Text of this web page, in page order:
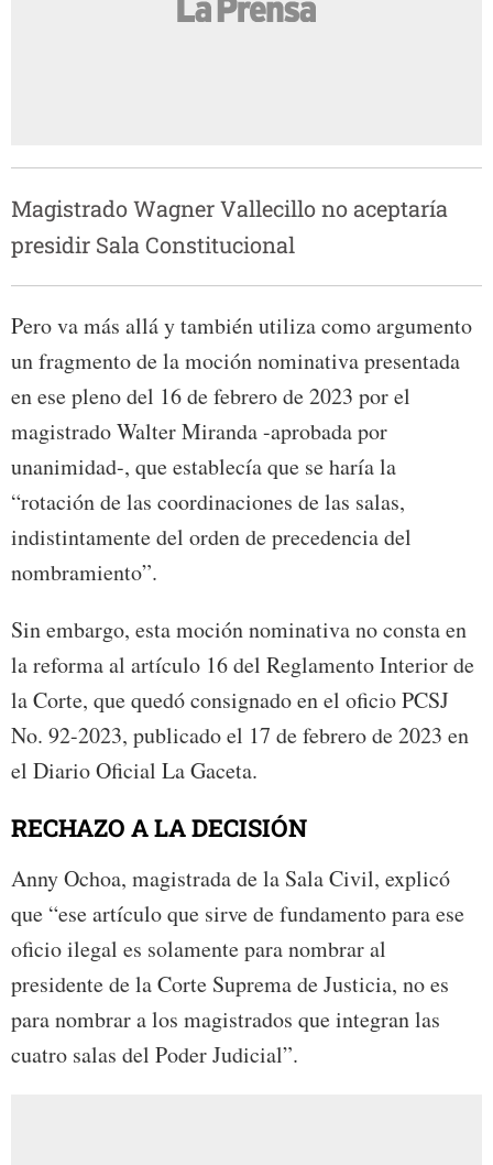
Magistrado Wagner Vallecillo no aceptaría
presidir Sala Constitucional
Pero va más allá y también utiliza como argumento
un fragmento de la moción nominativa presentada
en ese pleno del 16 de febrero de 2023 por el
magistrado Walter Miranda -aprobada por
unanimidad-, que establecía que se haría la
“rotación de las coordinaciones de las salas,
indistintamente del orden de precedencia del
nombramiento”.
Sin embargo, esta moción nominativa no consta en
la reforma al artículo 16 del Reglamento Interior de
la Corte, que quedó consignado en el oficio PCSJ
No. 92-2023, publicado el 17 de febrero de 2023 en
el Diario Oficial La Gaceta.
RECHAZO A LA DECISIÓN
Anny Ochoa, magistrada de la Sala Civil, explicó
que “ese artículo que sirve de fundamento para ese
oficio ilegal es solamente para nombrar al
presidente de la Corte Suprema de Justicia, no es
para nombrar a los magistrados que integran las
cuatro salas del Poder Judicial”.